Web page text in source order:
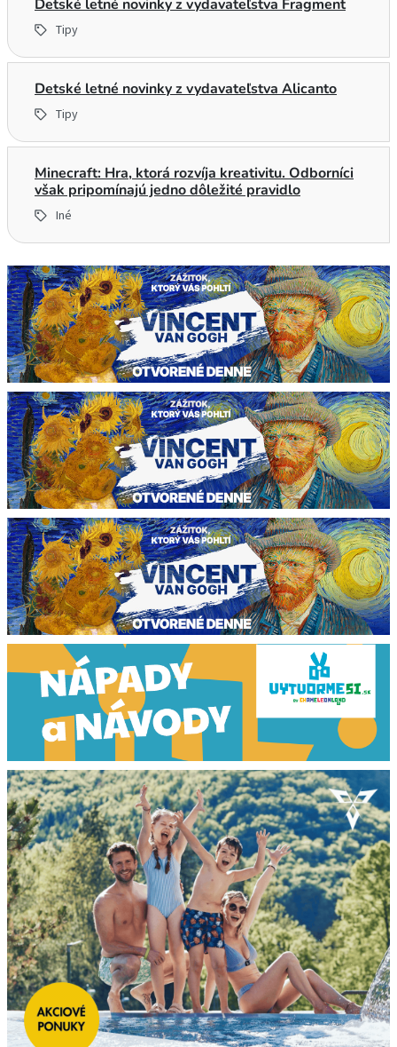
Detské letné novinky z vydavateľstva Fragment
Tipy
Detské letné novinky z vydavateľstva Alicanto
Tipy
Minecraft: Hra, ktorá rozvíja kreativitu. Odborníci
však pripomínajú jedno dôležité pravidlo
Iné